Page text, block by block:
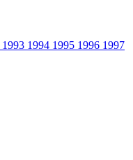
1993 1994 1995 1996 1997